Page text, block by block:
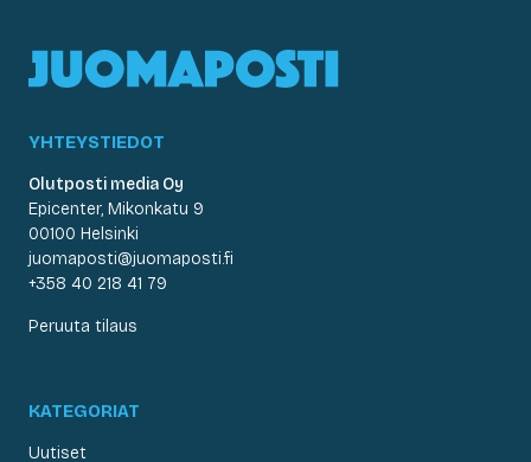
YHTEYSTIEDOT
Olutposti media Oy
Epicenter, Mikonkatu 9
00100 Helsinki
juomaposti@juomaposti.fi
+358 40 218 41 79
Peruuta tilaus
KATEGORIAT
Uutiset